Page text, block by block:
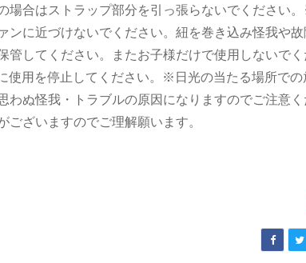
合はストラップ部分を引っ張らないでください
に近づけないでください。紐を巻き込み怪我や
してください。またお子様だけで使用しないで
用を停止してください。※日光の当たる場所で
ぬ怪我・トラブルの原因になりますのでご注意
ざいますのでご理解願います。